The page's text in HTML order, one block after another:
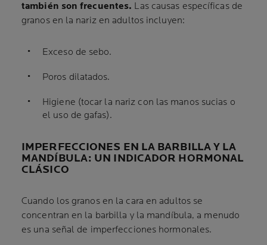
también son frecuentes. Las causas específicas de
granos en la nariz en adultos incluyen:
Exceso de sebo.
Poros dilatados.
Higiene (tocar la nariz con las manos sucias o
el uso de gafas).
IMPERFECCIONES EN LA BARBILLA Y LA
MANDÍBULA: UN INDICADOR HORMONAL
CLÁSICO
Cuando los granos en la cara en adultos se
concentran en la barbilla y la mandíbula, a menudo
es una señal de imperfecciones hormonales.